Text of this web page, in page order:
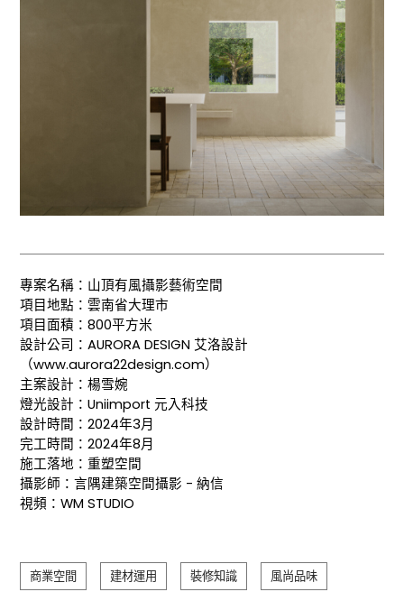
專案名稱：山頂有風攝影藝術空間
項目地點：雲南省大理市
項目面積：800平方米
設計公司：AURORA DESIGN 艾洛設計
（www.aurora22design.com）
主案設計：楊雪婉
燈光設計：Uniimport 元入科技
設計時間：2024年3月
完工時間：2024年8月
施工落地：重塑空間
攝影師：言隅建築空間攝影 - 納信
視頻：WM STUDIO
商業空間 建材運用 裝修知識 風尚品味